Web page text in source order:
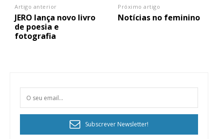
Artigo anterior
JERO lança novo livro
de poesia e
fotografia
Próximo artigo
Notícias no feminino
Subscrever Newsletter!